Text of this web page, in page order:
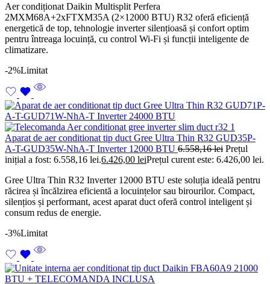
Aer condiționat Daikin Multisplit Perfera
2MXM68A+2xFTXM35A (2×12000 BTU) R32 oferă eficiență
energetică de top, tehnologie inverter silențioasă și confort optim
pentru întreaga locuință, cu control Wi-Fi și funcții inteligente de
climatizare.
-2%Limitat
Aparat de aer conditionat tip duct Gree Ultra Thin R32 GUD35P-
A-T-GUD35W-NhA-T Inverter 12000 BTU 6.558,16lei Prețul
inițial a fost: 6.558,16 lei.6.426,00 leiPrețul curent este: 6.426,00 lei.
Gree Ultra Thin R32 Inverter 12000 BTU este soluția ideală pentru
răcirea și încălzirea eficientă a locuințelor sau birourilor. Compact,
silențios și performant, acest aparat duct oferă control inteligent și
consum redus de energie.
-3%Limitat